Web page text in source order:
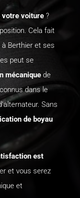
votre voiture?
Cela fait
Berthier et ses
peut se
mécanique de
dans le
Sans
de boyau
est
et vous serez
et